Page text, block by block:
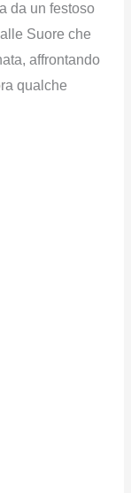
da un festoso
Suore che
affrontando
qualche